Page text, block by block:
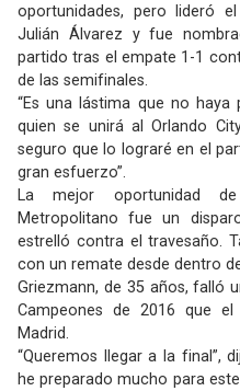
oportunidades, pero lideró
Julián Álvarez y fue
partido tras el empate 1-1
de las semifinales.
“Es una lástima que no haya
quien se unirá al Orlando
seguro que lo lograré en el
gran esfuerzo”.
La mejor oportunidad
Metropolitano fue un
estrelló contra el travesaño.
con un remate desde dentro
Griezmann, de 35 años, falló
Campeones de 2016 que
Madrid.
“Queremos llegar a la final”,
he preparado mucho para